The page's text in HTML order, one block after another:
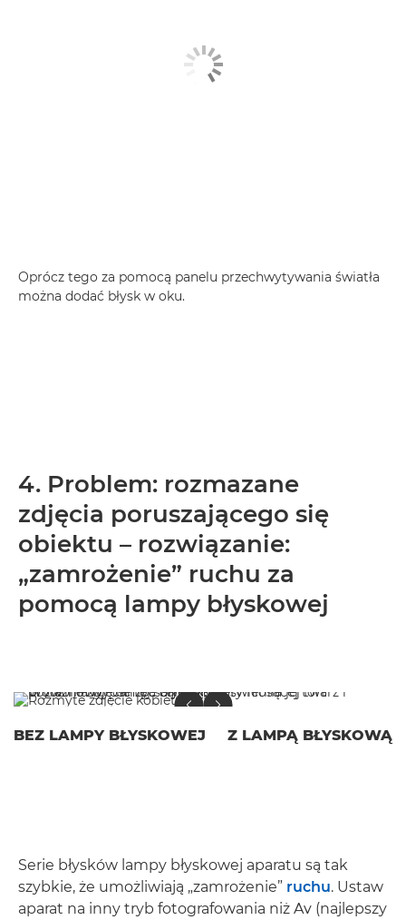
Oprócz tego za pomocą panelu przechwytywania światła
można dodać błysk w oku.
4. Problem: rozmazane
zdjęcia poruszającego się
obiektu – rozwiązanie:
„zamrożenie” ruchu za
pomocą lampy błyskowej
BEZ LAMPY BŁYSKOWEJ Z LAMPĄ BŁYSKOWĄ
Serie błysków lampy błyskowej aparatu są tak
szybkie, że umożliwiają „zamrożenie” ruchu. Ustaw
aparat na inny tryb fotografowania niż Av (najlepszy